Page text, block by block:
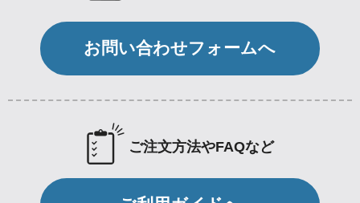
お問い合わせフォームへ
ご注文方法やFAQなど